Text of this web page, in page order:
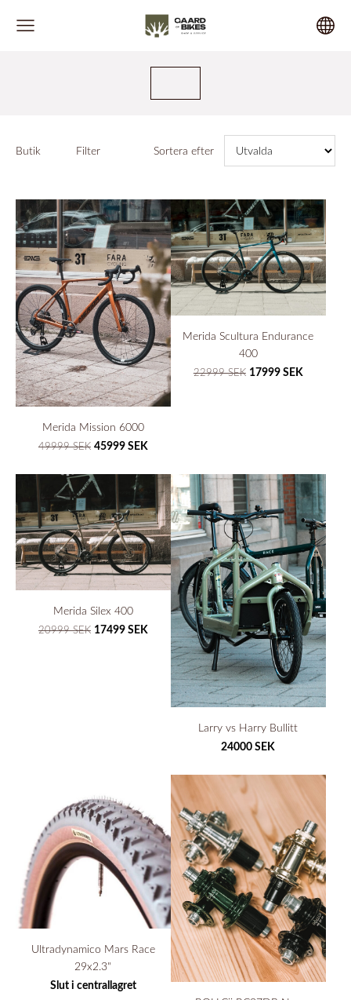
Butik Filter Sortera efter
Merida Mission 6000
49999 SEK 45999 SEK
Merida Scultura Endurance
400
22999 SEK 17999 SEK
Merida Silex 400
20999 SEK 17499 SEK
Larry vs Harry Bullitt
24000 SEK
Ultradynamico Mars Race
29x2.3"
Slut i centrallagret